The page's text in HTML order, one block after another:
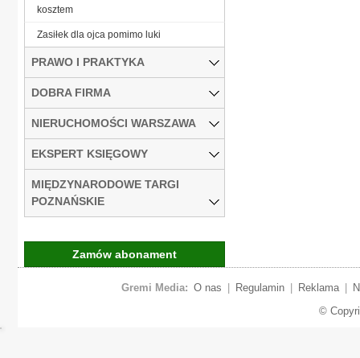
kosztem
Zasiłek dla ojca pomimo luki
PRAWO I PRAKTYKA
DOBRA FIRMA
NIERUCHOMOŚCI WARSZAWA
EKSPERT KSIĘGOWY
MIĘDZYNARODOWE TARGI
POZNAŃSKIE
Zamów abonament
Gremi Media: O nas Regulamin Reklama
©